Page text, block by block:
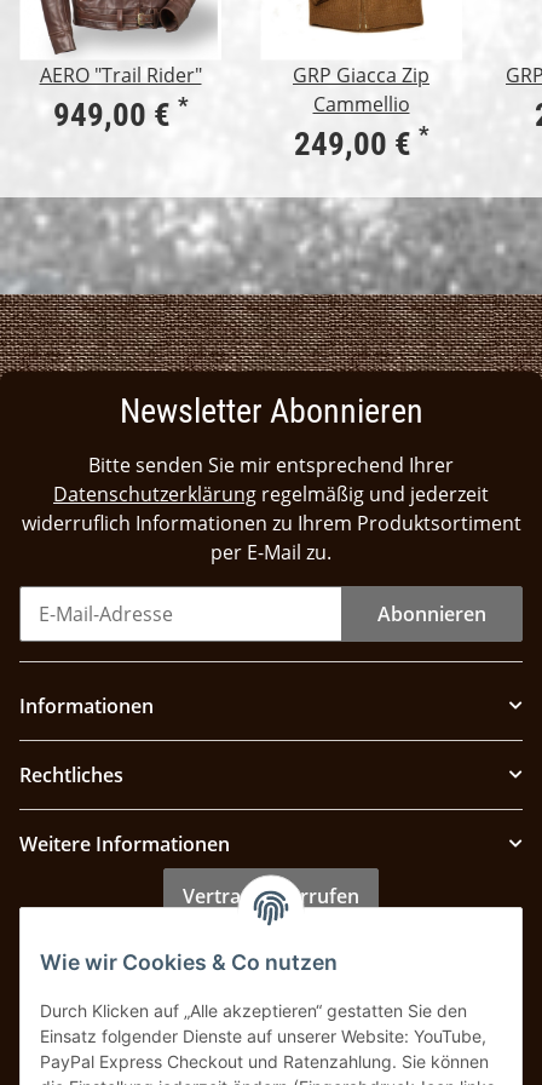
AERO "Trail Rider"
949,00 € *
GRP Giacca Zip
Cammellio
249,00 € *
Newsletter Abonnieren
Bitte senden Sie mir entsprechend Ihrer
Datenschutzerklärung regelmäßig und jederzeit
widerruflich Informationen zu Ihrem Produktsortiment
per E-Mail zu.
Abonnieren
Informationen
Rechtliches
Weitere Informationen
Vertrag widerrufen
Zahlung & Versand
Wie wir Cookies & Co nutzen
Durch Klicken auf „Alle akzeptieren“ gestatten Sie den
Einsatz folgender Dienste auf unserer Website: YouTube,
PayPal Express Checkout und Ratenzahlung. Sie können